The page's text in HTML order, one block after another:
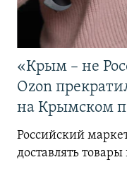
«Крым – не
Ozon
на Крымском
Российский
доставлять